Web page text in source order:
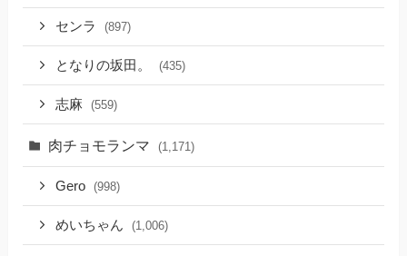
センラ (897)
となりの坂田。 (435)
志麻 (559)
肉チョモランマ (1,171)
Gero (998)
めいちゃん (1,006)